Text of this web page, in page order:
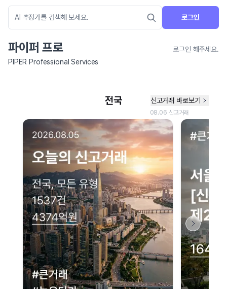
로그인
파이퍼 프로
로그인 해주세요.
PIPER Professional Services
네이버 지도 연결 안내
현재 네이버 지도 연결이 원활하지 않아 지도를 불러올 수 없습니다.
이용에 불편을 드려 죄송합니다.
다시 시도